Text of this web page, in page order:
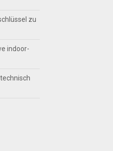
zu
indoor-